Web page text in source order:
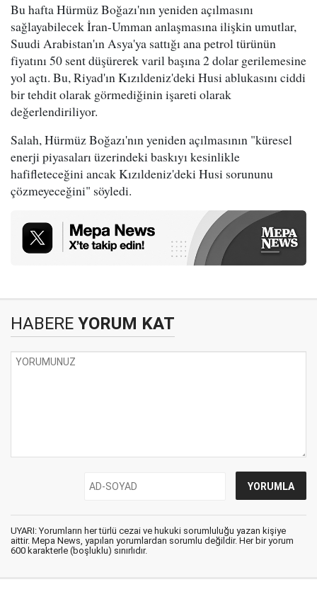
Bu hafta Hürmüz Boğazı'nın yeniden açılmasını
sağlayabilecek İran-Umman anlaşmasına ilişkin umutlar,
Suudi Arabistan'ın Asya'ya sattığı ana petrol türünün
fiyatını 50 sent düşürerek varil başına 2 dolar gerilemesine
yol açtı. Bu, Riyad'ın Kızıldeniz'deki Husi ablukasını ciddi
bir tehdit olarak görmediğinin işareti olarak
değerlendiriliyor.
Salah, Hürmüz Boğazı'nın yeniden açılmasının "küresel
enerji piyasaları üzerindeki baskıyı kesinlikle
hafifleteceğini ancak Kızıldeniz'deki Husi sorununu
çözmeyeceğini" söyledi.
HABERE YORUM KAT
UYARI: Yorumların her türlü cezai ve hukuki sorumluluğu yazan kişiye
aittir. Mepa News, yapılan yorumlardan sorumlu değildir. Her bir yorum
600 karakterle (boşluklu) sınırlıdır.